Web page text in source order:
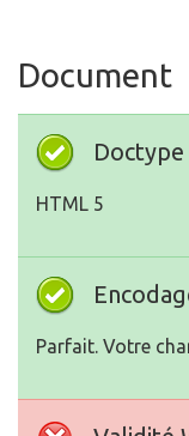
Document
Doctype
HTML 5
Parfait. Votre